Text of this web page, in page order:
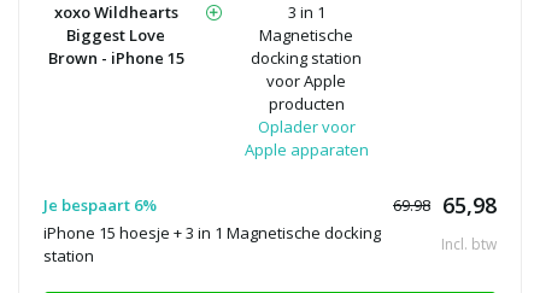
xoxo Wildhearts
Biggest Love
Brown - iPhone 15
3 in 1
Magnetische
docking station
voor Apple
producten
Oplader voor
Apple apparaten
Je bespaart 6% 69.98 65,98
iPhone 15 hoesje + 3 in 1 Magnetische docking
station
Incl. btw